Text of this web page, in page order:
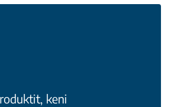
keni